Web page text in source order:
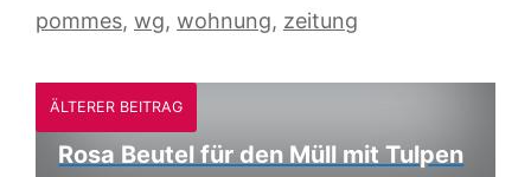
pommes, wg, wohnung, zeitung
ÄLTERER BEITRAG
Rosa Beutel für den Müll mit Tulpen